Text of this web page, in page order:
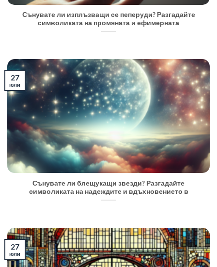
Сънувате ли изплъзващи се пеперуди? Разгадайте
символиката на промяната и ефимерната
Сънувате ли блещукащи звезди? Разгадайте
символиката на надеждите и вдъхновението в
27
юли
27
юли